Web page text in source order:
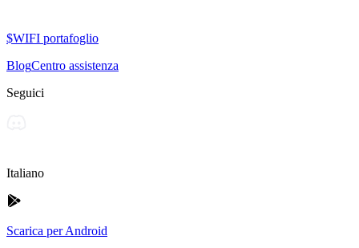
$WIFI portafoglio
BlogCentro assistenza
Seguici
Italiano
Scarica per Android